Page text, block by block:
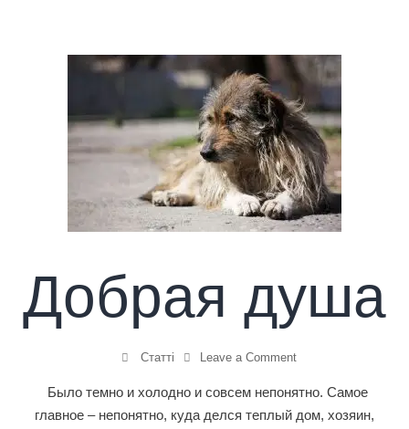
Добрая душа
Статті Leave a Comment
Было темно и холодно и совсем непонятно. Самое
главное – непонятно, куда делся теплый дом, хозяин,